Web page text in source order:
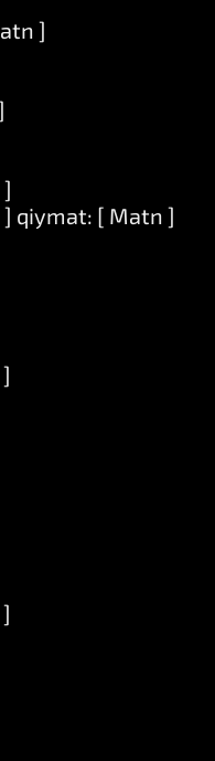
]
qiymat: [ Matn ]